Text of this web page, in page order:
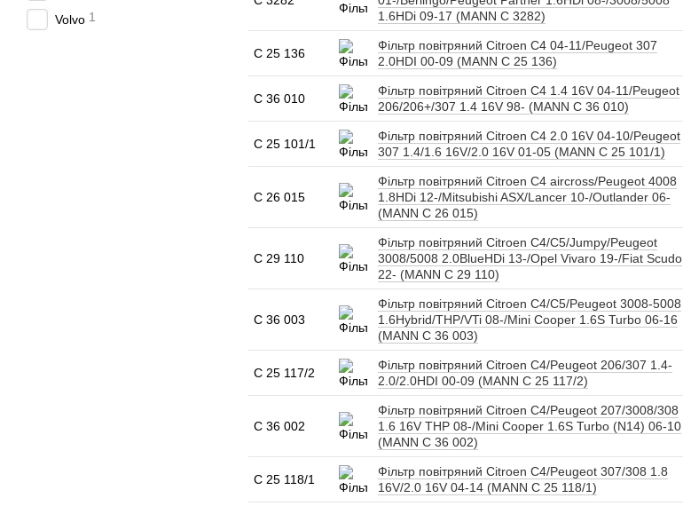
1.6HDi 09-17 (MANN C 3282)
C 25 136
Фільтр повітряний Citroen C4 04-11/Peugeot 307
2.0HDI 00-09 (MANN C 25 136)
C 36 010
Фільтр повітряний Citroen C4 1.4 16V 04-11/Peugeot
206/206+/307 1.4 16V 98- (MANN C 36 010)
C 25 101/1
Фільтр повітряний Citroen C4 2.0 16V 04-10/Peugeot
307 1.4/1.6 16V/2.0 16V 01-05 (MANN C 25 101/1)
C 26 015
Фільтр повітряний Citroen C4 aircross/Peugeot 4008
1.8HDi 12-/Mitsubishi ASX/Lancer 10-/Outlander 06-
(MANN C 26 015)
C 29 110
Фільтр повітряний Citroen C4/C5/Jumpy/Peugeot
3008/5008 2.0BlueHDi 13-/Opel Vivaro 19-/Fiat Scudo
22- (MANN C 29 110)
C 36 003
Фільтр повітряний Citroen C4/C5/Peugeot 3008-5008
1.6Hybrid/THP/VTi 08-/Mini Cooper 1.6S Turbo 06-16
(MANN C 36 003)
C 25 117/2
Фільтр повітряний Citroen C4/Peugeot 206/307 1.4-
2.0/2.0HDI 00-09 (MANN C 25 117/2)
C 36 002
Фільтр повітряний Citroen C4/Peugeot 207/3008/308
1.6 16V THP 08-/Mini Cooper 1.6S Turbo (N14) 06-10
(MANN C 36 002)
C 25 118/1
Фільтр повітряний Citroen C4/Peugeot 307/308 1.8
16V/2.0 16V 04-14 (MANN C 25 118/1)
Volvo 1